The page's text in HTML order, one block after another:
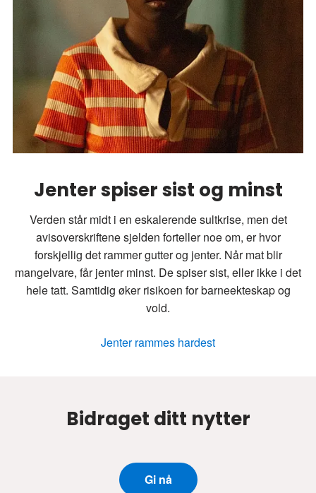
Jenter spiser sist og minst
Verden står midt i en eskalerende sultkrise, men det
avisoverskriftene sjelden forteller noe om, er hvor
forskjellig det rammer gutter og jenter. Når mat blir
mangelvare, får jenter minst. De spiser sist, eller ikke i det
hele tatt. Samtidig øker risikoen for barneekteskap og
vold.
Jenter rammes hardest
Bidraget ditt nytter
Gi nå